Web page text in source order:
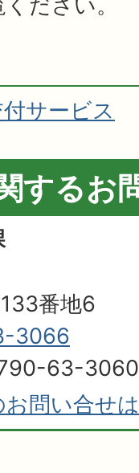
ださい。
サービス
するお
番地6
3066
63-3060
問い合せ